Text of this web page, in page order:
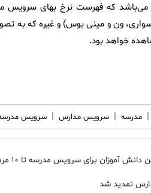
می‌باشد که فهرست نرخ بهای سرویس
ون و مینی بوس) و غیره که به
خواهد بود.
| مدرسه | سرویس مدارس | سرویس
آموزان برای سرویس مدرسه تا ۱۰ مرداد
تمدید شد